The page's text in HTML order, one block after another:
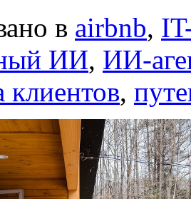
в airbnb,
ИИ, ИИ-
клиентов,